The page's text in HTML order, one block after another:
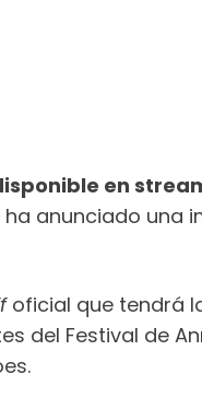
en
anunciado
oficial que tendrá
del Festival de